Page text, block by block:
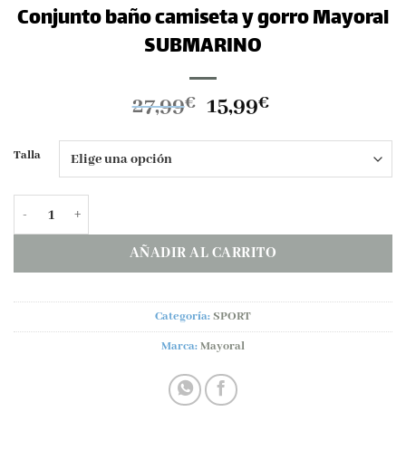
Conjunto baño camiseta y gorro Mayoral
SUBMARINO
27,99€ El
era:
15,99€El
es:
Talla
AÑADIR AL CARRITO
Categoría:SPORT
Marca:Mayoral